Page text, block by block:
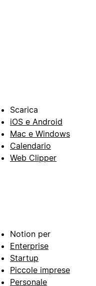
Scarica
iOS e Android
Mac e Windows
Calendario
Web Clipper
Notion per
Enterprise
Startup
Piccole imprese
Personale